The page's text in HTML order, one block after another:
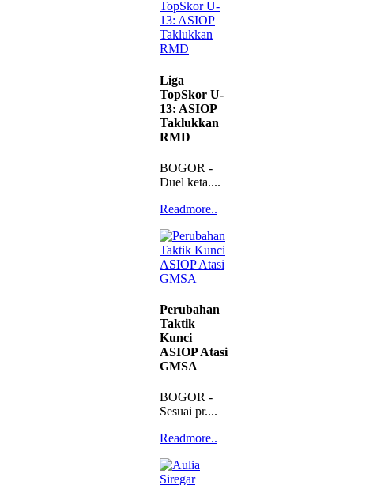
Liga
TopSkor U-
13: ASIOP
Taklukkan
RMD
BOGOR -
Duel keta....
Readmore..
Perubahan
Taktik
Kunci
ASIOP Atasi
GMSA
BOGOR -
Sesuai pr....
Readmore..